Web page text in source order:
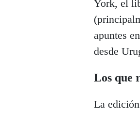
York, el
apuntes
desde
Los que
La